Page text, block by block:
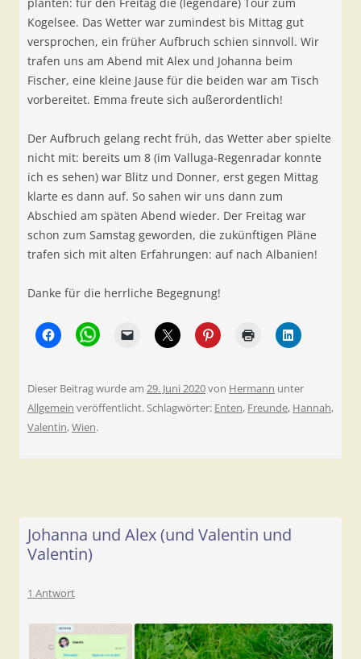
planten: für den Freitag die (legendäre) Tour zum
Kogelsee. Das Wetter war zumindest bis Mittag gut
versprochen, ein früher Aufbruch schien sinnvoll. Wir
trafen uns am Abend mit Alex und Johanna beim
Fischer, eine kleine Jause für die beiden war am Tisch
vorbereitet. Emma freute sich außerordentlich!
Der Aufbruch gelang recht früh, das Wetter aber spielte
nicht mit: bereits um 8 (im Valluga-Regenradar konnte
ich es sehen) war Blitz und Donner, erst gegen Mittag
klarte es dann auf. So sahen wir uns dann zum
Abschied am späten Abend wieder. Der Freitag war
schon zum Samstag geworden, die zukünftigen Pläne
trafen sich mit alten Erfahrungen: auf nach Albanien!
Danke für die herrliche Begegnung!
Dieser Beitrag wurde am 29. Juni 2020von Hermann unter
Allgemein veröffentlicht. Schlagwörter: Enten, Freunde, Hannah,
Valentin,Wien.
Johanna und Alex (und Valentin und
Valentin)
1 Antwort